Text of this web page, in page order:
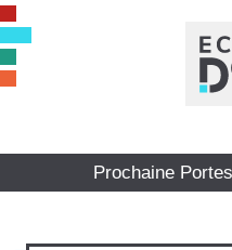
Prochaine